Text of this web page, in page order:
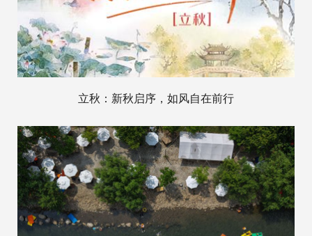
立秋：新秋启序，如风自在前行